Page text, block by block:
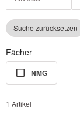
Suche zurücksetzen
Fächer
NMG
1 Artikel